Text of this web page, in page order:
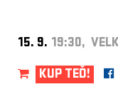
15. 9. 19:30,
KUP TEĎ!